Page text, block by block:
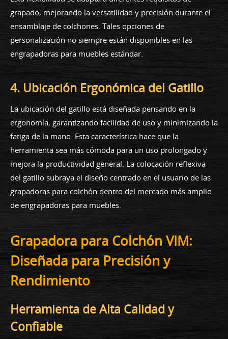
grapado, mejorando la versatilidad y precisión durante el
ensamblaje de colchones. Tales opciones de
personalización no siempre están disponibles en las
engrapadoras para muebles estándar.
4. Ubicación Ergonómica del Gatillo
La ubicación del gatillo está diseñada pensando en la
ergonomía, garantizando facilidad de uso y minimizando la
fatiga de la mano. Esta característica hace que la
herramienta sea más cómoda para un uso prolongado y
mejora la productividad general. La colocación reflexiva
del gatillo subraya el diseño centrado en el usuario de las
grapadoras para colchón dentro del mercado más amplio
de engrapadoras para muebles.
Grapadora para Colchón VIM:
Diseñada para Precisión y
Rendimiento
Herramienta de Alta Calidad y
Confiable